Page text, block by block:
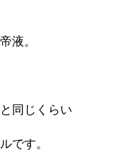
液。
同じくらい
です。